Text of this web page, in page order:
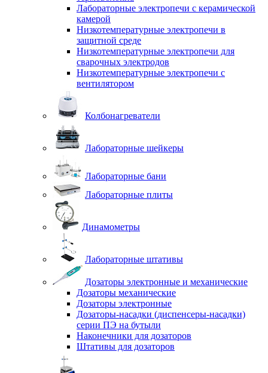
Лабораторные электропечи с керамической
камерой
Низкотемпературные электропечи в
защитной среде
Низкотемпературные электропечи для
cварочных электродов
Низкотемпературные электропечи с
вентилятором
Колбонагреватели
Лабораторные шейкеры
Лабораторные бани
Лабораторные плиты
Динамометры
Лабораторные штативы
Дозаторы электронные и механические
Дозаторы механические
Дозаторы электронные
Дозаторы-насадки (диспенсеры-насадки)
серии ПЭ на бутыли
Наконечники для дозаторов
Штативы для дозаторов